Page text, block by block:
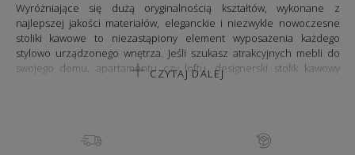
Wyróżniające się dużą oryginalnością kształtów, wykonane z
najlepszej jakości materiałów, eleganckie i niezwykle nowoczesne
stoliki kawowe to niezastąpiony element wyposażenia każdego
stylowo urządzonego wnętrza. Jeśli szukasz atrakcyjnych mebli do
swojego domu, apartamentu czy loftu, designerski stolik kawowy
może być ciekawym uzupełnieniem dla modnych foteli,
OKRĄGŁEJ, PROSTOKĄTNEJ, A MOŻE INNY?
CZYTAJ DALEJ